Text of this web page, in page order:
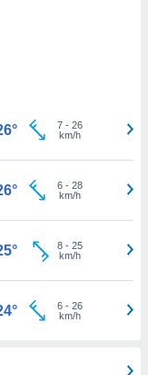
7- 26
km/h
6- 28
km/h
8- 25
km/h
6- 26
km/h